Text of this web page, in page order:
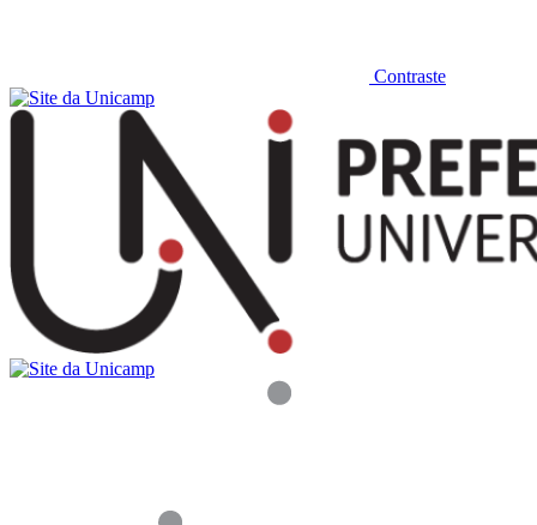
Contraste